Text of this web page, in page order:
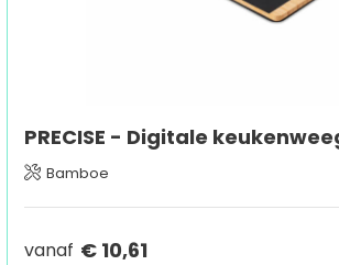
PRECISE - Digitale
Bamboe
vanaf € 10,61